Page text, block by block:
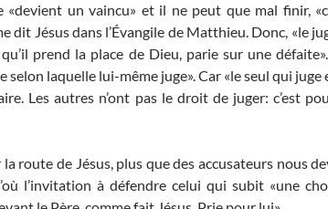
un vaincu» et il ne peut que mal finir,
dit Jésus dans l’Évangile de Matthieu. Donc, «le
prend la place de Dieu, parie sur une
selon laquelle lui-même juge». Car «le seul qui
Les autres n’ont pas le droit de juger: c’est
route de Jésus, plus que des accusateurs nous
l’invitation à défendre celui qui subit «une